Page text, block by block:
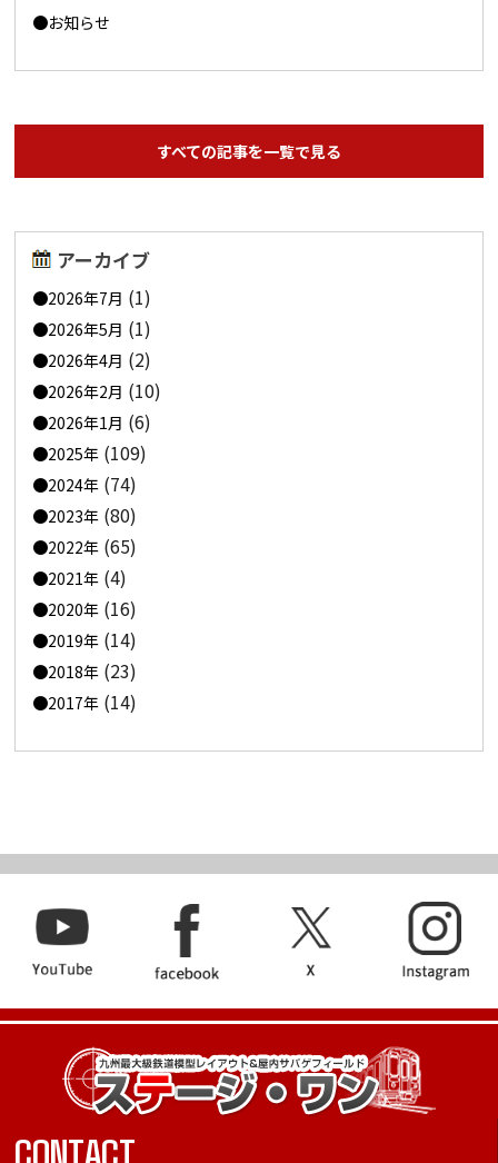
お知らせ
すべての記事を一覧で見る
アーカイブ
2026年7月 (1)
2026年5月 (1)
2026年4月 (2)
2026年2月 (10)
2026年1月 (6)
2025年 (109)
2024年 (74)
2023年 (80)
2022年 (65)
2021年 (4)
2020年 (16)
2019年 (14)
2018年 (23)
2017年 (14)
CONTACT